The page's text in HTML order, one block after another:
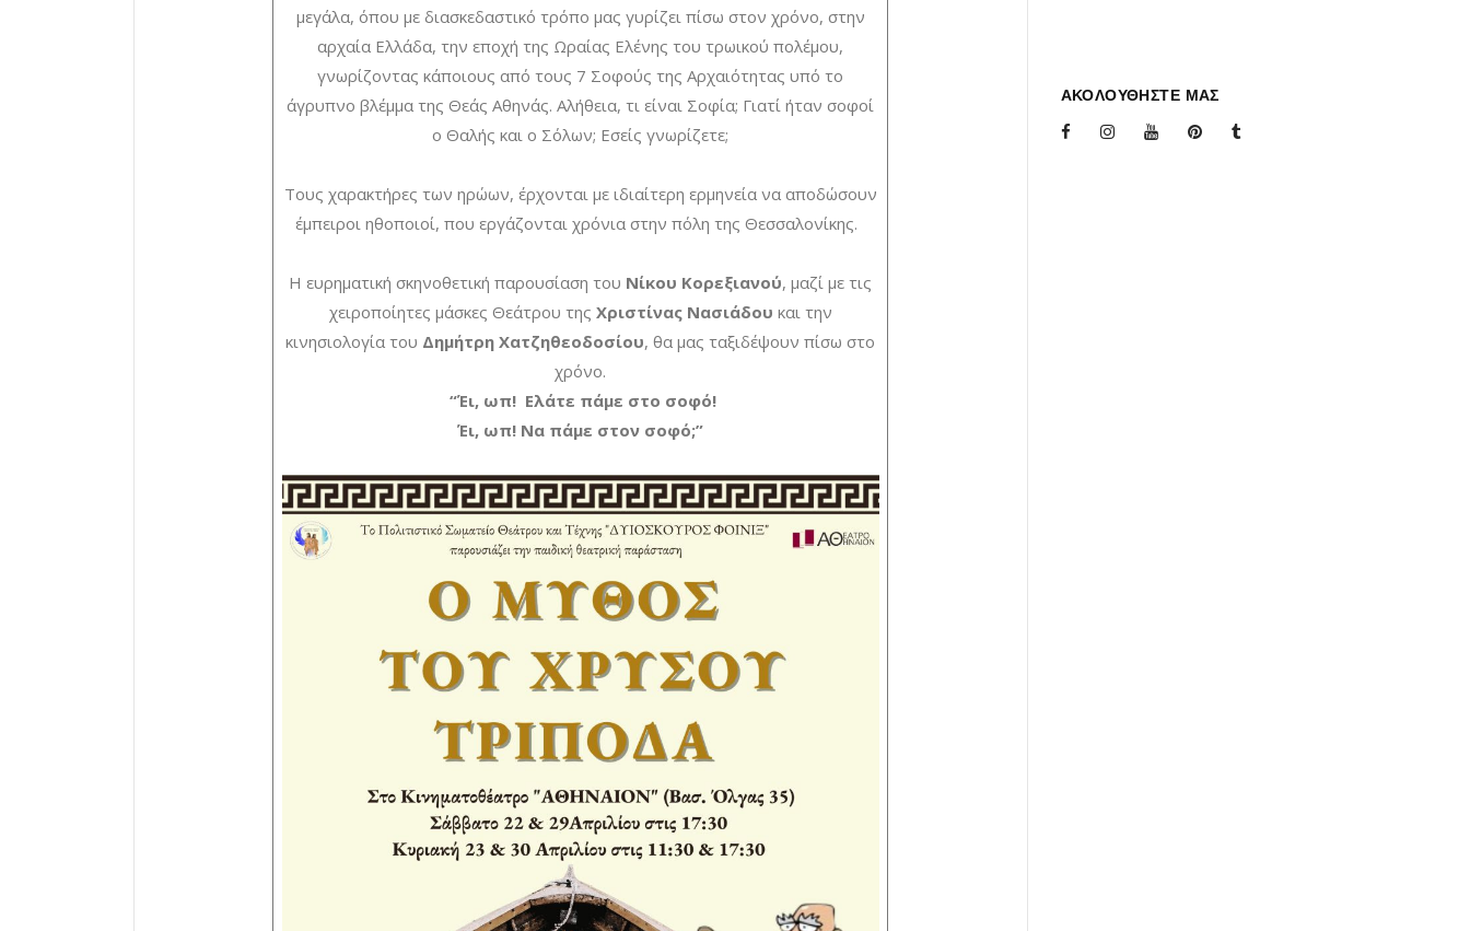
μεγάλα, όπου με διασκεδαστικό τρόπο μας γυρίζει πίσω στον χρόνο, στην
αρχαία Ελλάδα, την εποχή της Ωραίας Ελένης του τρωικού πολέμου,
γνωρίζοντας κάποιους από τους 7 Σοφούς της Αρχαιότητας υπό το
άγρυπνο βλέμμα της Θεάς Αθηνάς. Αλήθεια, τι είναι Σοφία; Γιατί ήταν σοφοί
ο Θαλής και ο Σόλων; Εσείς γνωρίζετε;
Τους χαρακτήρες των ηρώων, έρχονται με ιδιαίτερη ερμηνεία να αποδώσουν
έμπειροι ηθοποιοί, που εργάζονται χρόνια στην πόλη της Θεσσαλονίκης.
Η ευρηματική σκηνοθετική παρουσίαση του Νίκου Κορεξιανού, μαζί με τις
χειροποίητες μάσκες Θεάτρου της Χριστίνας Νασιάδου και την
κινησιολογία του Δημήτρη Χατζηθεοδοσίου, θα μας ταξιδέψουν πίσω στο
χρόνο.
“Έι, ωπ! Ελάτε πάμε στο σοφό!
Έι, ωπ! Να πάμε στον σοφό;”
ΑΚΟΛΟΥΘΗΣΤΕ ΜΑΣ